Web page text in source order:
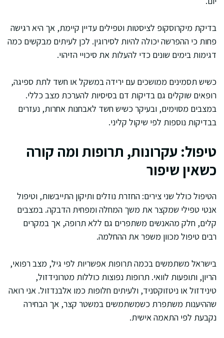
בדיקת מיקרוסקופ לציסטות וטפילים עדיין קיימת, אך היא רגישה
פחות כי ההפרשה יכולה להיות לסירוגין. לכן לעיתים מבקשים כמה
דגימות בימים שונים כדי להעלות את סיכויי הזיהוי.
כשיש תסמינים ממושכים עם ירידה במשקל או חשד לתת ספיגה,
רופאים שוקלים גם בדיקות דם בסיסיות להערכת מצב כללי.
במצבים מסוימים, ובעיקר כשיש חשד לאבחנות אחרות, נעזרים
בבדיקות נוספות לפי שיקול קליני.
טיפול: עקרונות, תרופות ומה קורה
כשאין שיפור
הטיפול כולל שני צירים: החזרת נוזלים ותיקון התייבשות, וטיפול
אנטי טפילי שמקצר את משך המחלה ומפחית הדבקה. במצבים
קלים, חלק מהאנשים משתפרים גם ללא תרופה, אך במקרים
רבים טיפול מכוון משפר את ההחלמה.
בישראל משתמשים בכמה תרופות אפשריות לפי גיל, מצב רפואי,
הריון, ותופעות לוואי. תרופות נפוצות כוללות מטרונידזול,
טינידזול או ניטזוקסניד, ולעיתים חלופות כמו אלבנדזול. אני רואה
שההיענות משתפרת כשמשתמשים במשטר קצר, אך הבחירה
נקבעת לפי התאמה אישית.